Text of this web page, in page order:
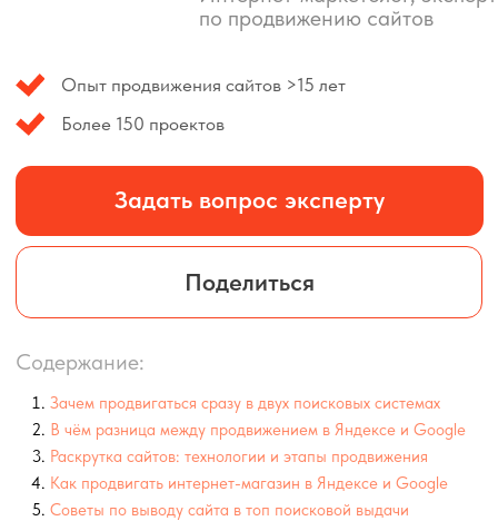
В чём разница между продвижением в Яндексе и Google
Как продвигать интернет-магазин в Яндексе и Google
Видимость в нейросетевой выдаче: новый рубеж SEO
Содержание: